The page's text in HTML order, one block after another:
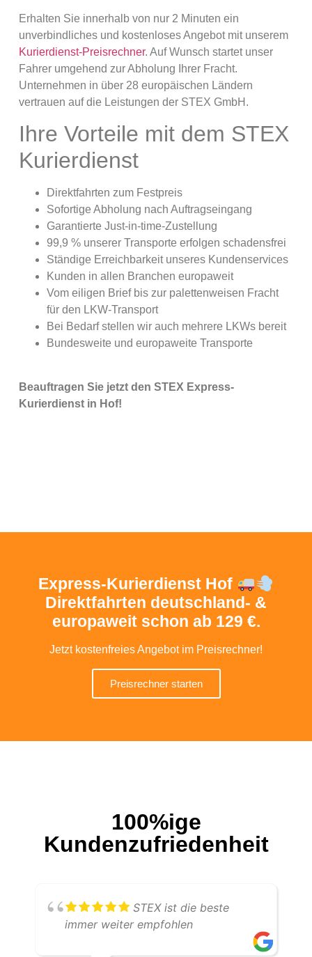
Erhalten Sie innerhalb von nur 2 Minuten ein
unverbindliches und kostenloses Angebot mit unserem
Kurierdienst-Preisrechner. Auf Wunsch startet unser
Fahrer umgehend zur Abholung Ihrer Fracht.
Unternehmen in über 28 europäischen Ländern
vertrauen auf die Leistungen der STEX GmbH.
Ihre Vorteile mit dem STEX
Kurierdienst
Direktfahrten zum Festpreis
Sofortige Abholung nach Auftragseingang
Garantierte Just-in-time-Zustellung
99,9 % unserer Transporte erfolgen schadensfrei
Ständige Erreichbarkeit unseres Kundenservices
Kunden in allen Branchen europaweit
Vom eiligen Brief bis zur palettenweisen Fracht
für den LKW-Transport
Bei Bedarf stellen wir auch mehrere LKWs bereit
Bundesweite und europaweite Transporte
Beauftragen Sie jetzt den STEX Express-
Kurierdienst in Hof!
Express-Kurierdienst Hof
Direktfahrten deutschland- &
europaweit schon ab 129 €.
Jetzt kostenfreies Angebot im Preisrechner!
Preisrechner starten
100%ige
Kundenzufriedenheit
STEX ist die beste
immer weiter empfohlen